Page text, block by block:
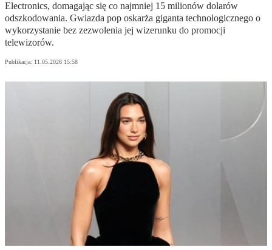
Electronics, domagając się co najmniej 15 milionów dolarów
odszkodowania. Gwiazda pop oskarża giganta technologicznego o
wykorzystanie bez zezwolenia jej wizerunku do promocji
telewizorów.
Publikacja: 11.05.2026 15:58